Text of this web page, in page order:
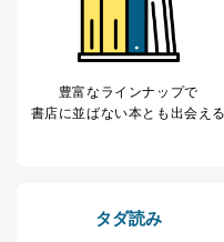
豊富なラインナップで
書店に並ばない本とも出会える
タダ読み